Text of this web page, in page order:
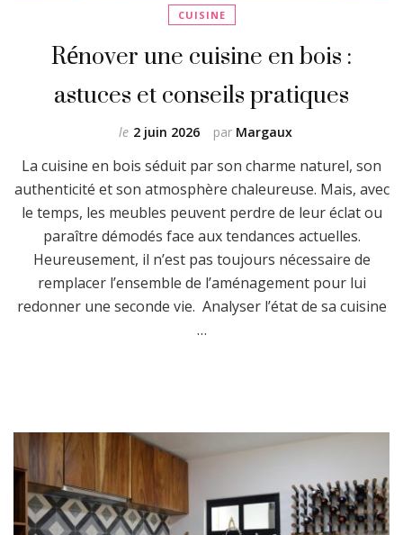
CUISINE
Rénover une cuisine en bois :
astuces et conseils pratiques
par Margaux
le 2 juin 2026
La cuisine en bois séduit par son charme naturel, son
authenticité et son atmosphère chaleureuse. Mais, avec
le temps, les meubles peuvent perdre de leur éclat ou
paraître démodés face aux tendances actuelles.
Heureusement, il n’est pas toujours nécessaire de
remplacer l’ensemble de l’aménagement pour lui
redonner une seconde vie. Analyser l’état de sa cuisine
…